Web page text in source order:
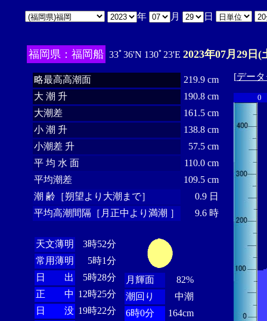
年 月 日
福岡県：福岡船 33ﾟ36'N 130ﾟ23'E 2023年07月29日(
略最高高潮面
219.9 cm
大 潮 升
190.8 cm
大潮差
161.5 cm
小 潮 升
138.8 cm
小潮差 升
57.5 cm
平 均 水 面
110.0 cm
平均潮差
109.5 cm
潮 齢［朔望より大潮まで］
0.9 日
平均高潮間隔［月正中より満潮 ］
9.6 時
天文薄明
3時52分
常用薄明
5時1分
日 出
5時28分
正 中 12時25分
日 没 19時22分
月輝面
82%
潮回り
中潮
6時0分
164cm
[デー
0